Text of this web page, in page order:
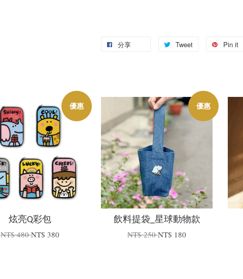
分享 Tweet Pin it
優惠
炫亮Q彩包
NT$ 480NT$ 380
優惠
飲料提袋_星球動物款
NT$ 250NT$ 180